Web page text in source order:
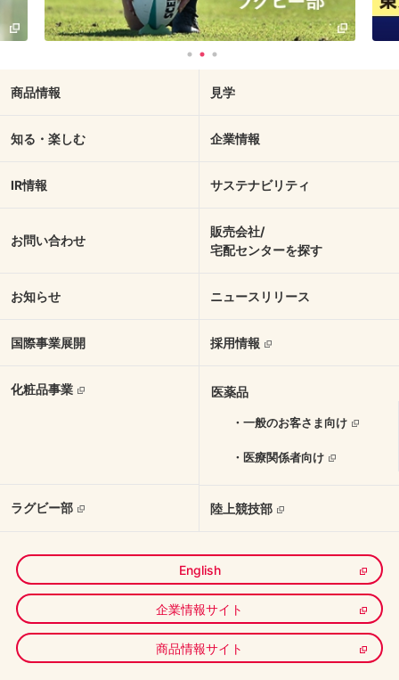
English
企業情報サイト
商品情報サイト
商品情報 見学
知る・楽しむ 企業情報
IR情報 サステナビリティ
お問い合わせ
販売会社/
宅配センターを探す
お知らせ ニュースリリース
国際事業展開 採用情報
化粧品事業 医薬品
・一般のお客さま向け
・医療関係者向け
ラグビー部 陸上競技部